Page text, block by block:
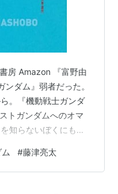
房 Amazon 『富野由
ダム』弱者だった。
。『機動戦士ガンダ
トガンダムへのオマ
知らないぼくにも面
作』を見た。『機動
II 哀・戦士編』『機
#藤津亮太